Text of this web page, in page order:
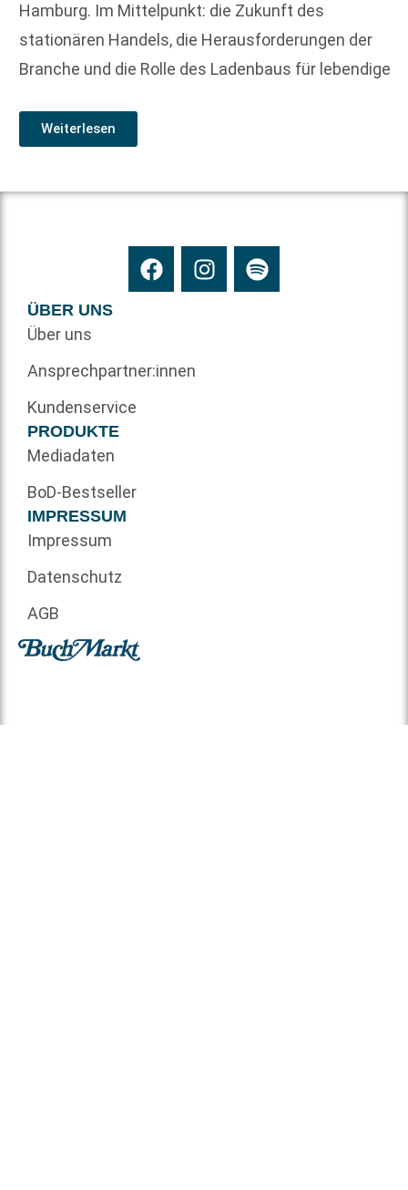
Hamburg. Im Mittelpunkt: die Zukunft des
stationären Handels, die Herausforderungen der
Branche und die Rolle des Ladenbaus für lebendige
Weiterlesen
ÜBER UNS
Über uns
Ansprechpartner:innen
Kundenservice
PRODUKTE
Mediadaten
BoD-Bestseller
IMPRESSUM
Impressum
Datenschutz
AGB